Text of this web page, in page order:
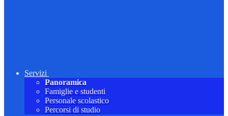
Servizi
Panoramica
Famiglie e studenti
Personale scolastico
Percorsi di studio